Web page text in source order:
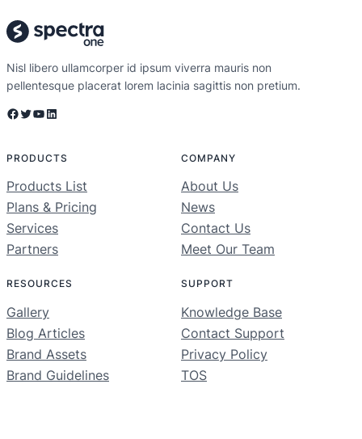
Nisl libero ullamcorper id ipsum viverra mauris non
pellentesque placerat lorem lacinia sagittis non pretium.
Facebook Twitter YouTube LinkedIn
PRODUCTS
Products List
Plans & Pricing
Services
Partners
COMPANY
About Us
News
Contact Us
Meet Our Team
RESOURCES
Gallery
Blog Articles
Brand Assets
Brand Guidelines
SUPPORT
Knowledge Base
Contact Support
Privacy Policy
TOS